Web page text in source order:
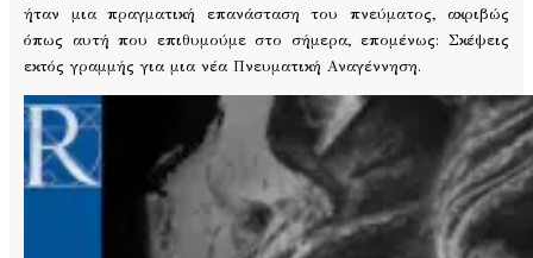
ήταν μια πραγματική επανάσταση του πνεύματος, ακριβώς
όπως αυτή που επιθυμούμε στο σήμερα, επομένως: Σκέψεις
εκτός γραμμής για μια νέα Πνευματική Αναγέννηση.